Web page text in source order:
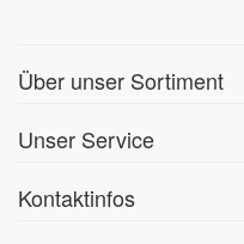
Über unser Sortiment
Unser Service
Kontaktinfos